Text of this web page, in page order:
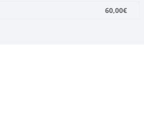
60,00€